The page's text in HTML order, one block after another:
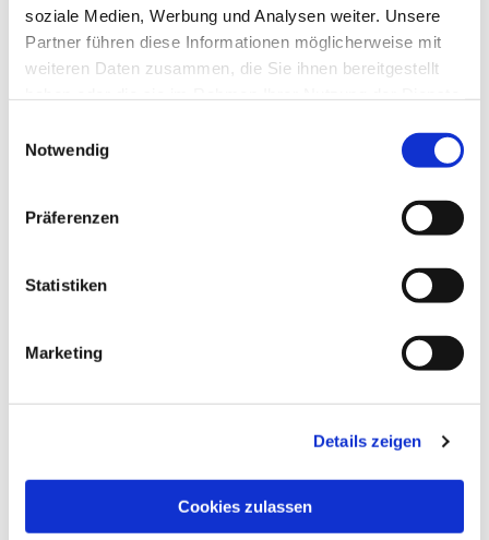
soziale Medien, Werbung und Analysen weiter. Unsere
Partner führen diese Informationen möglicherweise mit
weiteren Daten zusammen, die Sie ihnen bereitgestellt
Notwendig
Präferenzen
Statistiken
Marketing
Details zeigen
Cookies zulassen
Dies könnte Sie auch
interessieren